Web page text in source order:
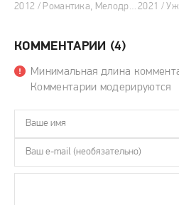
2012 / Романтика, Мелодрама, Драма, Корейские дорамы
КОММЕНТАРИИ (4)
Минимальная длина
Комментарии модерируются